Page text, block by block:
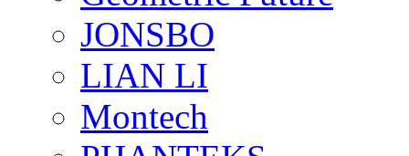
JONSBO
LIAN LI
Montech